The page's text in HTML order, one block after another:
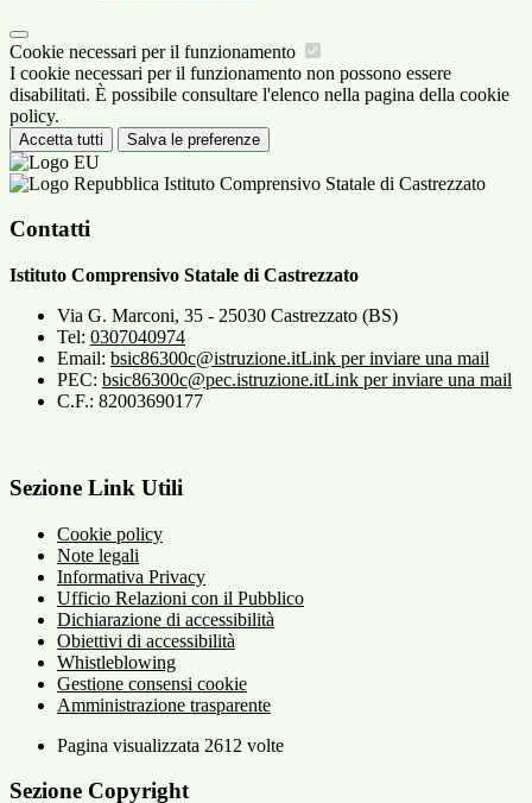
Cookie necessari per il funzionamento
I cookie necessari per il funzionamento non possono essere
disabilitati. È possibile consultare l'elenco nella pagina della cookie
policy.
Accetta tutti Salva le preferenze
Istituto Comprensivo Statale di Castrezzato
Contatti
Istituto Comprensivo Statale di Castrezzato
Via G. Marconi, 35 - 25030 Castrezzato (BS)
Tel: 0307040974
Email: bsic86300c@istruzione.itLink per inviare una mail
PEC: bsic86300c@pec.istruzione.itLink per inviare una mail
C.F.: 82003690177
Sezione Link Utili
Cookie policy
Note legali
Informativa Privacy
Ufficio Relazioni con il Pubblico
Dichiarazione di accessibilità
Obiettivi di accessibilità
Whistleblowing
Gestione consensi cookie
Amministrazione trasparente
Pagina visualizzata 2612 volte
Sezione Copyright